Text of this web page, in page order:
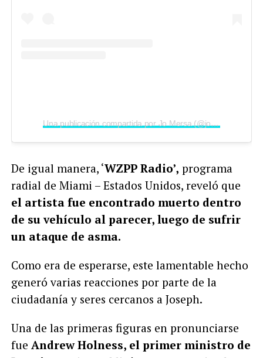
Una publicación compartida por Jo Mersa (@jomersamarley)
De igual manera, ‘WZPP Radio’, programa
radial de Miami – Estados Unidos, reveló que
el artista fue encontrado muerto dentro
de su vehículo al parecer, luego de sufrir
un ataque de asma.
Como era de esperarse, este lamentable hecho
generó varias reacciones por parte de la
ciudadanía y seres cercanos a Joseph.
Una de las primeras figuras en pronunciarse
fue Andrew Holness, el primer ministro de